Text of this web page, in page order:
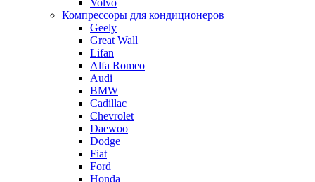
Volvo
Компрессоры для кондиционеров
Geely
Great Wall
Lifan
Alfa Romeo
Audi
BMW
Cadillac
Chevrolet
Daewoo
Dodge
Fiat
Ford
Honda